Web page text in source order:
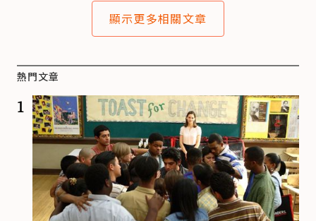
顯示更多相關文章
熱門文章
1